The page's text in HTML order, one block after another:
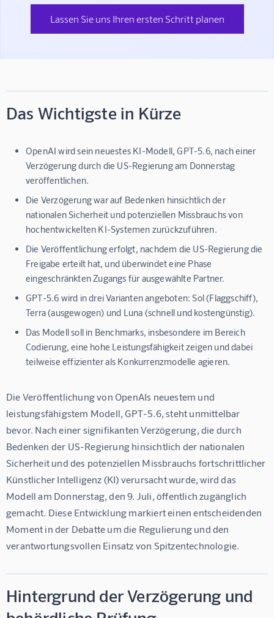
Lassen Sie uns Ihren ersten Schritt planen
Das Wichtigste in Kürze
OpenAI wird sein neuestes KI-Modell, GPT-5.6, nach einer
Verzögerung durch die US-Regierung am Donnerstag
veröffentlichen.
Die Verzögerung war auf Bedenken hinsichtlich der
nationalen Sicherheit und potenziellen Missbrauchs von
hochentwickelten KI-Systemen zurückzuführen.
Die Veröffentlichung erfolgt, nachdem die US-Regierung die
Freigabe erteilt hat, und überwindet eine Phase
eingeschränkten Zugangs für ausgewählte Partner.
GPT-5.6 wird in drei Varianten angeboten: Sol (Flaggschiff),
Terra (ausgewogen) und Luna (schnell und kostengünstig).
Das Modell soll in Benchmarks, insbesondere im Bereich
Codierung, eine hohe Leistungsfähigkeit zeigen und dabei
teilweise effizienter als Konkurrenzmodelle agieren.
Die Veröffentlichung von OpenAIs neuestem und
leistungsfähigstem Modell, GPT-5.6, steht unmittelbar
bevor. Nach einer signifikanten Verzögerung, die durch
Bedenken der US-Regierung hinsichtlich der nationalen
Sicherheit und des potenziellen Missbrauchs fortschrittlicher
Künstlicher Intelligenz (KI) verursacht wurde, wird das
Modell am Donnerstag, den 9. Juli, öffentlich zugänglich
gemacht. Diese Entwicklung markiert einen entscheidenden
Moment in der Debatte um die Regulierung und den
verantwortungsvollen Einsatz von Spitzentechnologie.
Hintergrund der Verzögerung und